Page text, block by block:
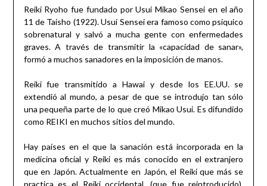
Reiki Ryoho fue fundado por Usui Mikao Sensei en el año
11 de Taisho (1922). Usui Sensei era famoso como psíquico
sobrenatural y salvó a mucha gente con enfermedades
graves. A través de transmitir la «capacidad de sanar»,
formó a muchos sanadores en la imposición de manos.
Reiki fue transmitido a Hawai y desde los EE.UU. se
extendió al mundo, a pesar de que se introdujo tan sólo
una pequeña parte de lo que creó Mikao Usui. Es difundido
como REIKI en muchos sitios del mundo.
Hay países en el que la sanación está incorporada en la
medicina oficial y Reiki es más conocido en el extranjero
que en Japón. Actualmente en Japón, el Reiki que más se
practica es el Reiki occidental, (que fue reintroducido).